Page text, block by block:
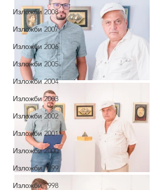
Изложби 2008
Изложби 2007
Изложби 2006
Изложби 2005
Изложби 2004
Изложби 2003
Изложби 2002
Изложби 2001
Изложби 2000
Изложби 1999
Изложби 1998